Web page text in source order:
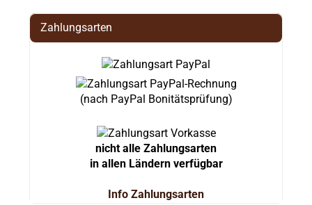
Zahlungsarten
(nach PayPal Bonitätsprüfung)
nicht alle Zahlungsarten
in allen Ländern verfügbar
Info Zahlungsarten